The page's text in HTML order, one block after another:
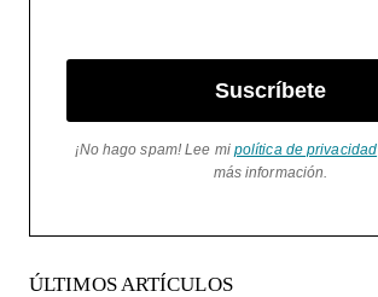
Suscríbete
¡No hago spam! Lee mi política de privacidad
más información.
ÚLTIMOS ARTÍCULOS